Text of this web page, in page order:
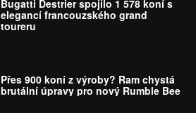
Bugatti Destrier spojilo 1 578 koní s
elegancí francouzského grand
toureru
Přes 900 koní z výroby? Ram chystá
brutální úpravy pro nový Rumble Bee